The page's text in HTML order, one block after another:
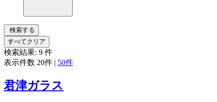
検索する
すべてクリア
検索結果: 9 件
表示件数 20件 | 50件
君津ガラス